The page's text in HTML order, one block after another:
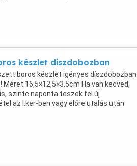
készlet díszdobozban
boros készlet igényes díszdobozban
Méret:16,5×12,5×3,5cm Ha van kedved,
szinte naponta teszek fel új
az I.ker-ben vagy előre utalás után